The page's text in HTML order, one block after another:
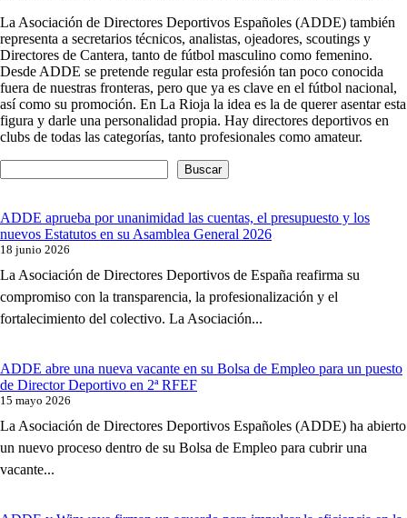
La Asociación de Directores Deportivos Españoles (ADDE) también
representa a secretarios técnicos, analistas, ojeadores, scoutings y
Directores de Cantera, tanto de fútbol masculino como femenino.
Desde ADDE se pretende regular esta profesión tan poco conocida
fuera de nuestras fronteras, pero que ya es clave en el fútbol nacional,
así como su promoción. En La Rioja la idea es la de querer asentar esta
figura y darle una personalidad propia. Hay directores deportivos en
clubs de todas las categorías, tanto profesionales como amateur.
Buscar
ADDE aprueba por unanimidad las cuentas, el presupuesto y los
nuevos Estatutos en su Asamblea General 2026
18 junio 2026
La Asociación de Directores Deportivos de España reafirma su
compromiso con la transparencia, la profesionalización y el
fortalecimiento del colectivo. La Asociación...
ADDE abre una nueva vacante en su Bolsa de Empleo para un puesto
de Director Deportivo en 2ª RFEF
15 mayo 2026
La Asociación de Directores Deportivos Españoles (ADDE) ha abierto
un nuevo proceso dentro de su Bolsa de Empleo para cubrir una
vacante...